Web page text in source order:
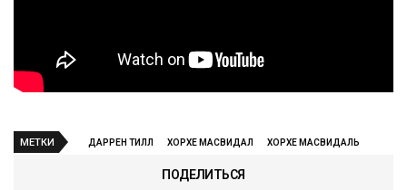
МЕТКИ ДАРРЕН ТИЛЛ ХОРХЕ МАСВИДАЛ ХОРХЕ МАСВИДАЛЬ
ПОДЕЛИТЬСЯ